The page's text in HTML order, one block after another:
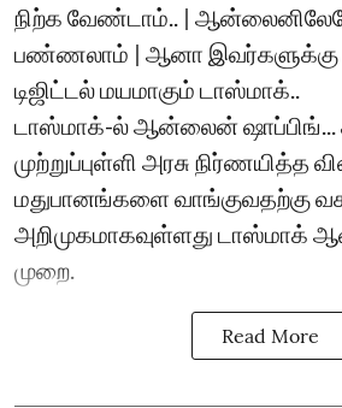
நிற்க வேண்டாம்.. |
பண்ணலாம் | ஆனா இவர்களுக்கு
டிஜிட்டல் மயமாகும் டாஸ்மாக்..
டாஸ்மாக்-ல் ஆன்லைன் ஷாப்பிங்...
முற்றுப்புள்ளி அரசு நிர்ணயித்த
மதுபானங்களை வாங்குவதற்கு
அறிமுகமாகவுள்ளது
முறை.
Read More